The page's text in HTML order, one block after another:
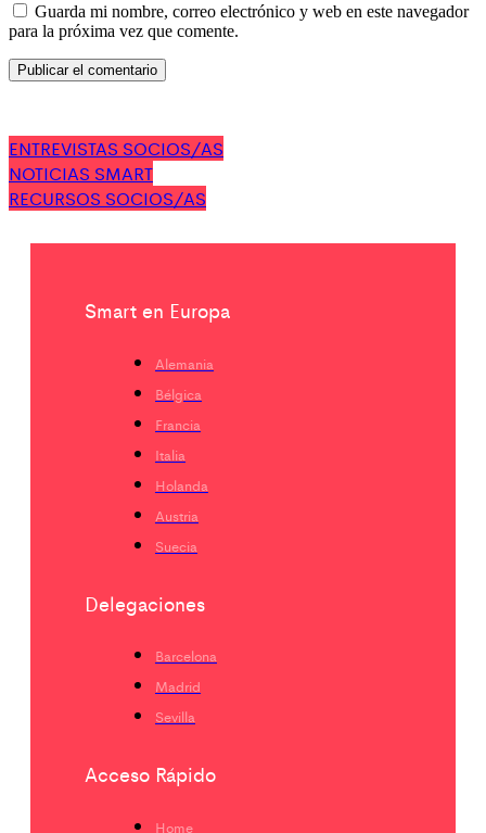
Guarda mi nombre, correo electrónico y web en este navegador
para la próxima vez que comente.
ENTREVISTAS SOCIOS/AS
NOTICIAS SMART
RECURSOS SOCIOS/AS
Smart en Europa
Alemania
Bélgica
Francia
Italia
Holanda
Austria
Suecia
Delegaciones
Barcelona
Madrid
Sevilla
Acceso Rápido
Home